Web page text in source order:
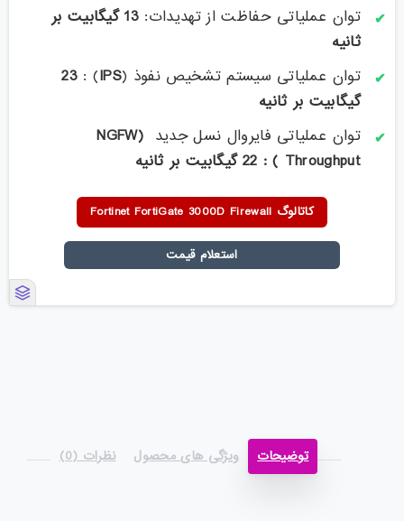
توان عملیاتی حفاظت از تهدیدات:
13 گیگابیت بر
ثانیه
توان عملیاتی سیستم تشخیص نفوذ (IPS
) :
23
گیگابیت بر ثانیه
توان عملیاتی فایروال نسل جدید
(NGFW
Throughput ) : 22 گیگا
بیت بر ثانیه
کاتالوگ Fortinet FortiGate 3000D Firewall
استعلام قیمت
توضیحات ویژگی های محصول نظرات (0)